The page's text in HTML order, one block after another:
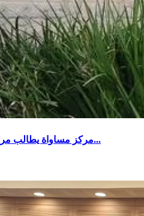
مركز مساواة يطالب مراقب الدولة بتنفيذ قانون التمثيل...